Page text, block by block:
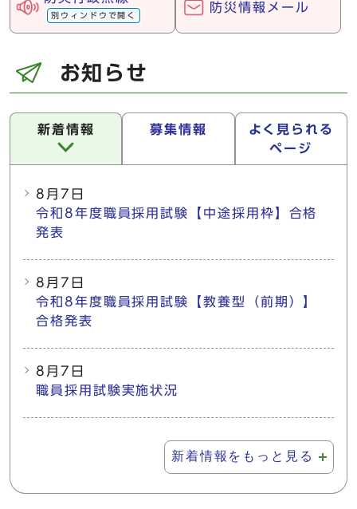
別ウィンドウで開く
防災情報メール
お知らせ
新着情報 募集情報
よく見られる
ページ
8月7日
令和8年度職員採用試験【中途採用枠】合格
発表
8月7日
令和8年度職員採用試験【教養型（前期）】
合格発表
8月7日
職員採用試験実施状況
新着情報をもっと見る